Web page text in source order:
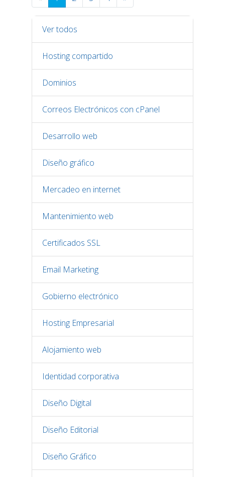
Ver todos
Hosting compartido
Dominios
Correos Electrónicos con cPanel
Desarrollo web
Diseño gráfico
Mercadeo en internet
Mantenimiento web
Certificados SSL
Email Marketing
Gobierno electrónico
Hosting Empresarial
Alojamiento web
Identidad corporativa
Diseño Digital
Diseño Editorial
Diseño Gráfico